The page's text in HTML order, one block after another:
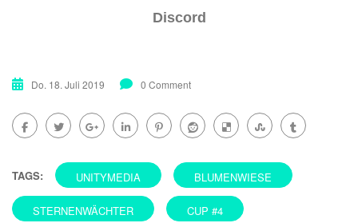
Discord
Do. 18. Juli 2019 0 Comment
TAGS: UNITYMEDIA BLUMENWIESE
STERNENWÄCHTER CUP #4